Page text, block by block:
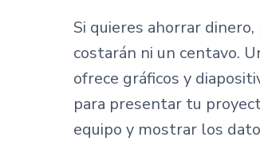
Si quieres ahorrar
costarán ni un centavo.
ofrece gráficos y
para presentar tu
equipo y mostrar los